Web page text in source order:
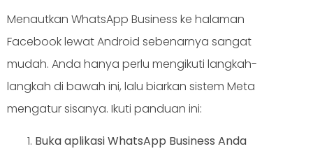
Menautkan WhatsApp Business ke halaman
Facebook lewat Android sebenarnya sangat
mudah. Anda hanya perlu mengikuti langkah-
langkah di bawah ini, lalu biarkan sistem Meta
mengatur sisanya. Ikuti panduan ini:
Buka aplikasi WhatsApp Business Anda